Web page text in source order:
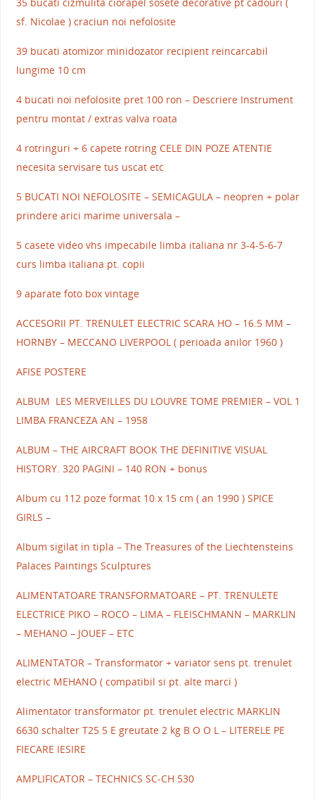
sf. Nicolae ) craciun noi nefolosite
39 bucati atomizor minidozator recipient reincarcabil
lungime 10 cm
4 bucati noi nefolosite pret 100 ron – Descriere Instrument
pentru montat / extras valva roata
4 rotringuri + 6 capete rotring CELE DIN POZE ATENTIE
necesita servisare tus uscat etc
5 BUCATI NOI NEFOLOSITE – SEMICAGULA – neopren + polar
prindere arici marime universala –
5 casete video vhs impecabile limba italiana nr 3-4-5-6-7
curs limba italiana pt. copii
9 aparate foto box vintage
ACCESORII PT. TRENULET ELECTRIC SCARA HO – 16.5 MM –
HORNBY – MECCANO LIVERPOOL ( perioada anilor 1960 )
AFISE POSTERE
ALBUM LES MERVEILLES DU LOUVRE TOME PREMIER – VOL 1
LIMBA FRANCEZA AN – 1958
ALBUM – THE AIRCRAFT BOOK THE DEFINITIVE VISUAL
HISTORY. 320 PAGINI – 140 RON + bonus
Album cu 112 poze format 10 x 15 cm ( an 1990 ) SPICE
GIRLS –
Album sigilat in tipla – The Treasures of the Liechtensteins
Palaces Paintings Sculptures
ALIMENTATOARE TRANSFORMATOARE – PT. TRENULETE
ELECTRICE PIKO – ROCO – LIMA – FLEISCHMANN – MARKLIN
– MEHANO – JOUEF – ETC
ALIMENTATOR – Transformator + variator sens pt. trenulet
electric MEHANO ( compatibil si pt. alte marci )
Alimentator transformator pt. trenulet electric MARKLIN
6630 schalter T25 5 E greutate 2 kg B O O L – LITERELE PE
FIECARE IESIRE
AMPLIFICATOR – TECHNICS SC-CH 530